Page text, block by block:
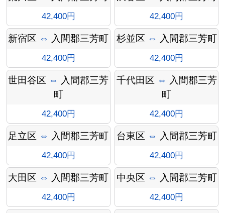
オプシ
ョン料
金
42,400円 42,400円
新宿区 ⇔ 入間郡三芳町
42,400円
杉並区 ⇔ 入間郡三芳町
42,400円
世田谷区 ⇔ 入間郡三芳
町
42,400円
千代田区 ⇔ 入間郡三芳
町
42,400円
足立区 ⇔ 入間郡三芳町
42,400円
台東区 ⇔ 入間郡三芳町
42,400円
大田区 ⇔ 入間郡三芳町
42,400円
中央区 ⇔ 入間郡三芳町
42,400円